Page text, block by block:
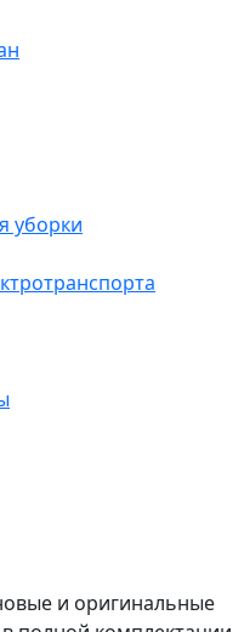
уборки
и оригинальные